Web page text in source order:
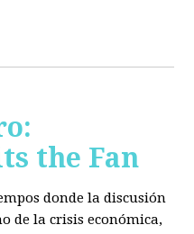
the Fan
donde la discusión
de la crisis económica,